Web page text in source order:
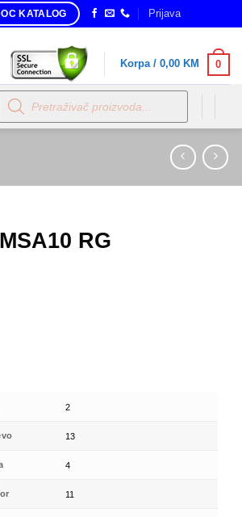
KATALOG Prijava
Korpa / 0,00 KM 0
search
RG
2
13
4
11